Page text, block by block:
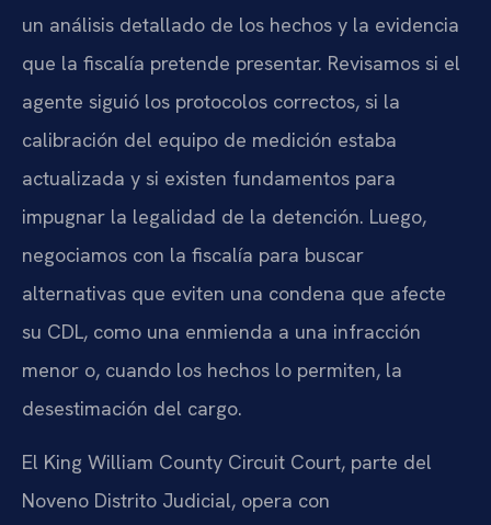
un análisis detallado de los hechos y la evidencia
que la fiscalía pretende presentar. Revisamos si el
agente siguió los protocolos correctos, si la
calibración del equipo de medición estaba
actualizada y si existen fundamentos para
impugnar la legalidad de la detención. Luego,
negociamos con la fiscalía para buscar
alternativas que eviten una condena que afecte
su CDL, como una enmienda a una infracción
menor o, cuando los hechos lo permiten, la
desestimación del cargo.
El King William County Circuit Court, parte del
Noveno Distrito Judicial, opera con